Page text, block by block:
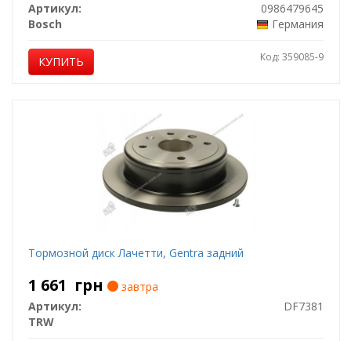
Артикул:
0986479645
Bosch
Германия
КУПИТЬ Код: 359085-9
Тормозной диск Лачетти, Gentra задний
1 661 грн
завтра
Артикул:
DF7381
TRW